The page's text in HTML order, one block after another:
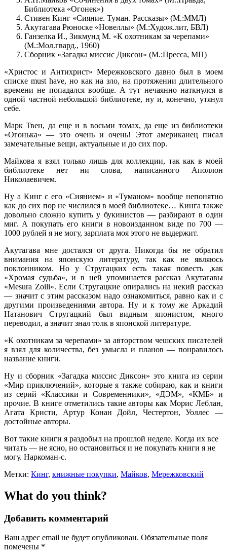
Библиотека «Огонек»)
Стивен Кинг «Сияние. Туман. Рассказы» (М.:ММЛ)
Акутагава Рюноске «Новеллы» (М.:Худож.лит, БВЛ)
Ганзелка И., Зикмунд М. «К охотникам за черепами»
(М.:Мол.гвард., 1960)
Сборник «Загадка миссис Диксон» (М.:Пресса, МП)
«Христос и Антихрист» Мережковского давно был в моем
списке must have, но как на зло, на протяжении длительного
времени не попадался вообще. А тут нечаянно наткнулся в
одной частной небольшой библиотеке, ну и, конечно, утянул
себе.
Марк Твен, да еще и в восьми томах, да еще из библиотеки
«Огонька» — это очень и очень! Этот американец писал
замечательные вещи, актуальные и до сих пор.
Майкова я взял только лишь для коллекции, так как в моей
библиотеке нет ни слова, написанного Аполлон
Николаевичем.
Ну а Кинг с его «Сиянием» и «Туманом» вообще непонятно
как до сих пор не числился в моей библиотеке… Кинга также
довольно сложно купить у букинистов — разбирают в один
миг. А покупать его книги в новоизданном виде по 700 —
1000 рублей я не могу, зарплата моя этого не выдержит.
Акутагава мне достался от друга. Никогда бы не обратил
внимания на японскую литературу, так как не являюсь
поклонником. Но у Стругацких есть такая повесть ,как
«Хромая судьба», и в ней упоминается рассказ Акутагавы
«Mesura Zoili». Если Стругацкие опирались на некий рассказ
— значит с этим рассказом надо ознакомиться, равно как и с
другими произведениями автора. Ну и к тому же Аркадий
Натанович Стругацкий был видным японистом, много
переводил, а значит знал толк в японской литературе.
«К охотникам за черепами» за авторством чешских писателей
я взял для количества, без умысла и планов — понравилось
название книги.
Ну и сборник «Загадка миссис Диксон» это книга из серии
«Мир приключений», которые я также собираю, как и книги
из серий «Классики и Современники», «ДЭМ», «КМБ» и
прочие. В книге отметились такие авторы как Морис Леблан,
Агата Кристи, Артур Конан Дойл, Честертон, Уоллес —
достойные авторы.
Вот такие книги я раздобыл на прошлой неделе. Когда их все
читать — не ясно, но остановиться и не покупать книги я не
могу. Наркоман-с.
Метки: Кинг, книжные покупки, Майков, Мережковский
What do you think?
Добавить комментарий
Ваш адрес email не будет опубликован. Обязательные поля
помечены *